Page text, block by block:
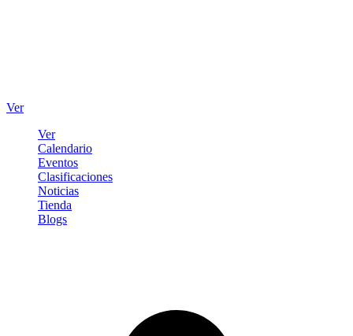
Ver
Ver
Calendario
Eventos
Clasificaciones
Noticias
Tienda
Blogs